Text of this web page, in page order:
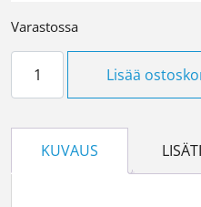
Varastossa
Lisää
KUVAUS